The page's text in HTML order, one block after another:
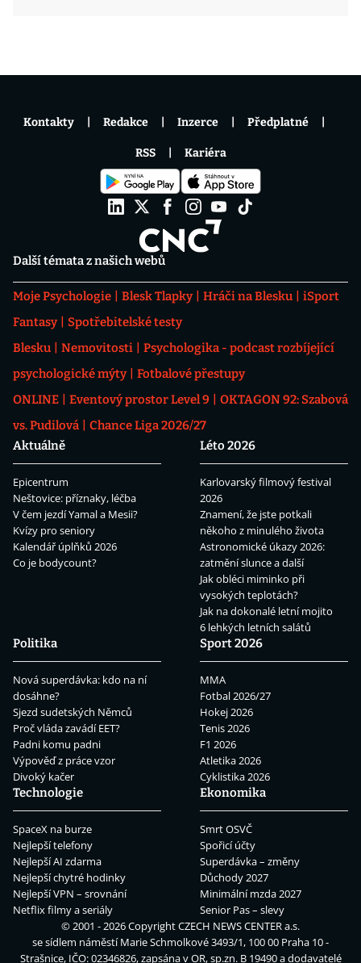
Další témata z našich webů
Moje Psychologie Blesk Tlapky Hráči na Blesku
iSport
Fantasy
Spotřebitelské testy
Blesku
Nemovitosti
Psychologika - podcast rozbíjející
psychologické mýty
Fotbalové přestupy
ONLINE
Eventový prostor Level 9
OKTAGON 92: Szabová
vs. Pudilová
Chance Liga 2026/27
Aktuálně
Epicentrum
Neštovice: příznaky, léčba
V čem jezdí Yamal a Mesii?
Kvízy pro seniory
Kalendář úplňků 2026
Co je bodycount?
Léto 2026
Karlovarský filmový festival
2026
Znamení, že jste potkali
někoho z minulého života
Astronomické úkazy 2026:
zatmění slunce a další
Jak obléci miminko při
vysokých teplotách?
Jak na dokonalé letní mojito
6 lehkých letních salátů
Politika
Nová superdávka: kdo na ní
dosáhne?
Sjezd sudetských Němců
Proč vláda zavádí EET?
Padni komu padni
Výpověď z práce vzor
Divoký kačer
Sport 2026
MMA
Fotbal 2026/27
Hokej 2026
Tenis 2026
F1 2026
Atletika 2026
Cyklistika 2026
Technologie
SpaceX na burze
Nejlepší telefony
Nejlepší AI zdarma
Nejlepší chytré hodinky
Nejlepší VPN – srovnání
Netflix filmy a seriály
Ekonomika
Smrt OSVČ
Spořicí účty
Superdávka – změny
Důchody 2027
Minimální mzda 2027
Senior Pas – slevy
Kontakty Redakce Inzerce Předplatné
RSS Kariéra
© 2001 - 2026 CopyrightCZECH NEWS CENTER a.s.
se sídlem náměstí Marie Schmolkové 3493/1, 100 00 Praha 10 -
Strašnice, IČO: 02346826, zapsána v OR, sp.zn. B 19490 a dodavatelé